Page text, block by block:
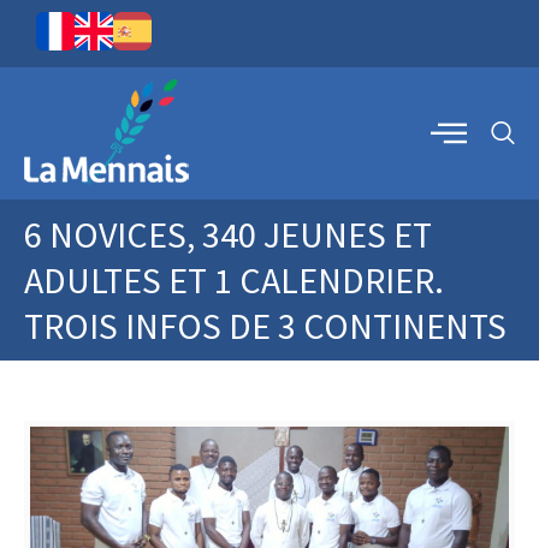
6 NOVICES, 340 JEUNES ET
ADULTES ET 1 CALENDRIER.
TROIS INFOS DE 3 CONTINENTS